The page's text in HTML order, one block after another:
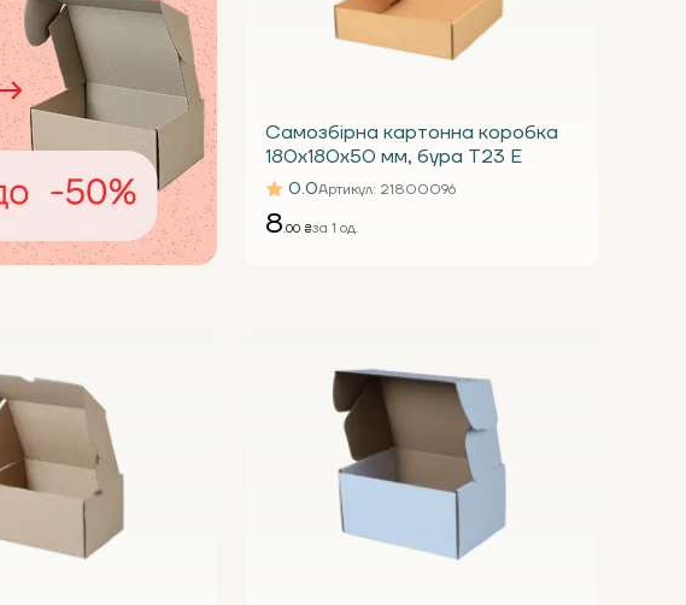
Самозбірна картонна коробка
180x180x50 мм, бура Т23 Е
0.0Артикул: 21800096
8.00 ₴за 1 од.